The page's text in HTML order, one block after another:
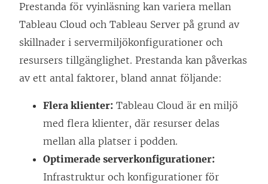
y
t
t
f
ö
n
s
t
e
r
a
s
i
e
t
t
n
t
t
ö
p
p
n
a
s
i
e
t
t
Prestanda för vyinläsning kan variera mellan
Tableau Cloud och Tableau Server på grund av
skillnader i servermiljökonfigurationer och
resursers tillgänglighet. Prestanda kan påverkas
av ett antal faktorer, bland annat följande:
Flera klienter: Tableau Cloud är en miljö
med flera klienter, där resurser delas
mellan alla platser i podden.
Optimerade serverkonfigurationer:
Infrastruktur och konfigurationer för